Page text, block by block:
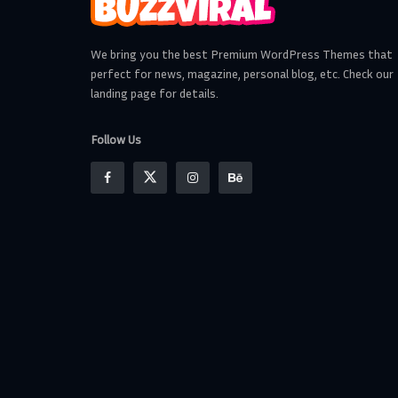
We bring you the best Premium WordPress Themes that
perfect for news, magazine, personal blog, etc. Check our
landing page for details.
Follow Us